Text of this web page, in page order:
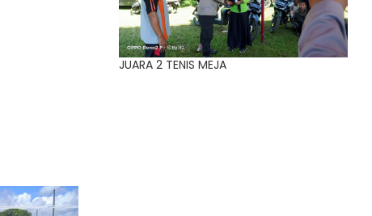
JUARA 2 TENIS MEJA